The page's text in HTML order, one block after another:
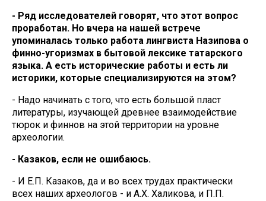
- Ряд исследователей говорят, что этот вопрос
проработан. Но вчера на нашей встрече
упоминалась только работа лингвиста Назипова о
финно-угоризмах в бытовой лексике татарского
языка. А есть исторические работы и есть ли
историки, которые специализируются на этом?
- Надо начинать с того, что есть большой пласт
литературы, изучающей древнее взаимодействие
тюрок и финнов на этой территории на уровне
археологии.
- Казаков, если не ошибаюсь.
- И Е.П. Казаков, да и во всех трудах практически
всех наших археологов - и А.Х. Халикова, и П.П.